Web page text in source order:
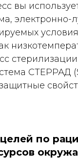
вы
электронно-
СТЕРРАД
по